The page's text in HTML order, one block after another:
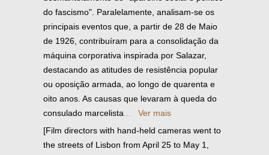
do fascismo". Paralelamente, analisam-se os
principais eventos que, a partir de 28 de Maio
de 1926, contribuíram para a consolidação da
máquina corporativa inspirada por Salazar,
destacando as atitudes de resistência popular
ou oposição armada, ao longo de quarenta e
oito anos. As causas que levaram à queda do
consulado marcelista
Ver mais
[Film directors with hand-held cameras went to
the streets of Lisbon from April 25 to May 1,